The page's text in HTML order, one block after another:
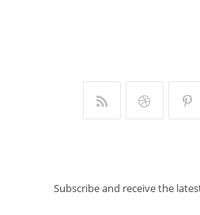
Subscribe and receive the